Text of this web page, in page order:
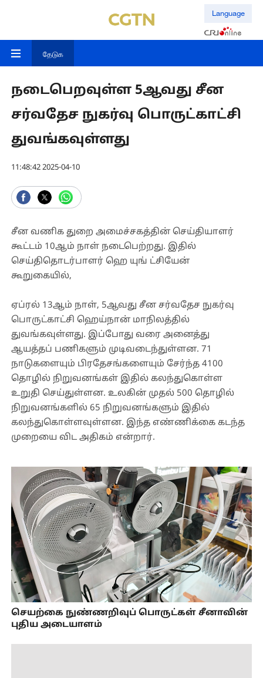
Language
தேடுக
நடைபெறவுள்ள 5ஆவது சீன
சர்வதேச நுகர்வு பொருட்காட்சி
துவங்கவுள்ளது
11:48:42 2025-04-10
சீன வணிக துறை அமைச்சகத்தின் செய்தியாளர்
கூட்டம் 10ஆம் நாள் நடைபெற்றது. இதில்
செய்திதொடர்பாளர் ஹெ யுங் ட்சியேன்
கூறுகையில்,
ஏப்ரல் 13ஆம் நாள், 5ஆவது சீன சர்வதேச நுகர்வு
பொருட்காட்சி ஹெய்நான் மாநிலத்தில்
துவங்கவுள்ளது. இப்போது வரை அனைத்து
ஆயத்தப் பணிகளும் முடிவடைந்துள்ளன. 71
நாடுகளையும் பிரதேசங்களையும் சேர்ந்த 4100
தொழில் நிறுவனங்கள் இதில் கலந்துகொள்ள
உறுதி செய்துள்ளன. உலகின் முதல் 500 தொழில்
நிறுவனங்களில் 65 நிறுவனங்களும் இதில்
கலந்துகொள்ளவுள்ளன. இந்த எண்ணிக்கை கடந்த
முறையை விட அதிகம் என்றார்.
செயற்கை நுண்ணறிவுப் பொருட்கள் சீனாவின்
புதிய அடையாளம்